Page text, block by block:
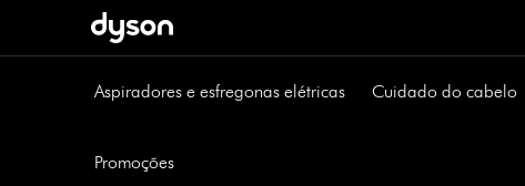
Aspiradores e esfregonas elétricas Cuidado do cabelo
Promoções